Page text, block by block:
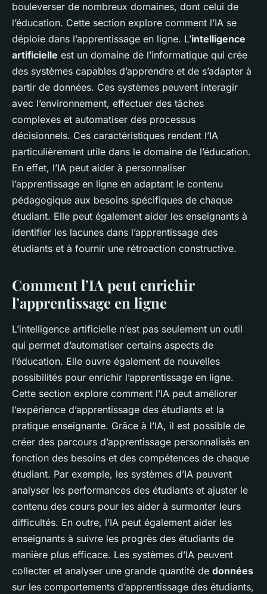
bouleverser de nombreux domaines, dont celui de
l’éducation. Cette section explore comment l’IA se
déploie dans l’apprentissage en ligne. L’intelligence
artificielle est un domaine de l’informatique qui crée
des systèmes capables d’apprendre et de s’adapter à
partir de données. Ces systèmes peuvent interagir
avec l’environnement, effectuer des tâches
complexes et automatiser des processus
décisionnels. Ces caractéristiques rendent l’IA
particulièrement utile dans le domaine de l’éducation.
En effet, l’IA peut aider à personnaliser
l’apprentissage en ligne en adaptant le contenu
pédagogique aux besoins spécifiques de chaque
étudiant. Elle peut également aider les enseignants à
identifier les lacunes dans l’apprentissage des
étudiants et à fournir une rétroaction constructive.
Comment l’IA peut enrichir
l’apprentissage en ligne
L’intelligence artificielle n’est pas seulement un outil
qui permet d’automatiser certains aspects de
l’éducation. Elle ouvre également de nouvelles
possibilités pour enrichir l’apprentissage en ligne.
Cette section explore comment l’IA peut améliorer
l’expérience d’apprentissage des étudiants et la
pratique enseignante. Grâce à l’IA, il est possible de
créer des parcours d’apprentissage personnalisés en
fonction des besoins et des compétences de chaque
étudiant. Par exemple, les systèmes d’IA peuvent
analyser les performances des étudiants et ajuster le
contenu des cours pour les aider à surmonter leurs
difficultés. En outre, l’IA peut également aider les
enseignants à suivre les progrès des étudiants de
manière plus efficace. Les systèmes d’IA peuvent
collecter et analyser une grande quantité de données
sur les comportements d’apprentissage des étudiants,